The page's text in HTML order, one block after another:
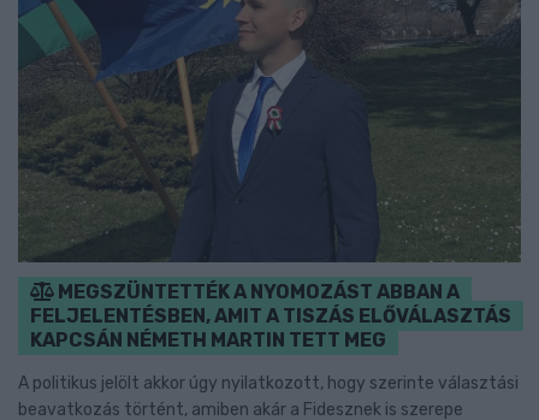
MEGSZÜNTETTÉK A NYOMOZÁST ABBAN A
FELJELENTÉSBEN, AMIT A TISZÁS ELŐVÁLASZTÁS
KAPCSÁN NÉMETH MARTIN TETT MEG
A politikus jelölt akkor úgy nyilatkozott, hogy szerinte választási
beavatkozás történt, amiben akár a Fidesznek is szerepe